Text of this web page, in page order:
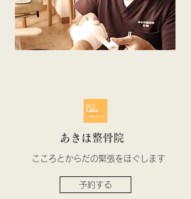
あきほ整骨院
​こころとからだの緊張をほぐします
予約する